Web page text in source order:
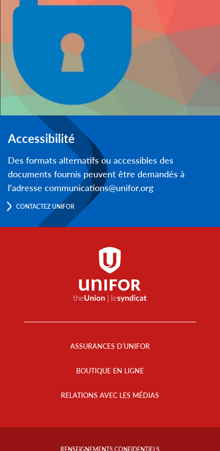
Accessibilité
Des formats alternatifs ou accessibles des
documents fournis peuvent être demandés à
l’adresse communications@unifor.org
CONTACTEZ UNIFOR
ASSURANCES D’UNIFOR
BOUTIQUE EN LIGNE
RELATIONS AVEC LES MÉDIAS
Footer
RENSEIGNEMENTS CONFIDENTIELS